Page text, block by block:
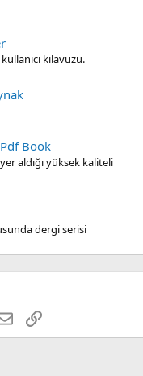
kılavuzu.
Book
aldığı yüksek kaliteli
dergi serisi
E-postaLink